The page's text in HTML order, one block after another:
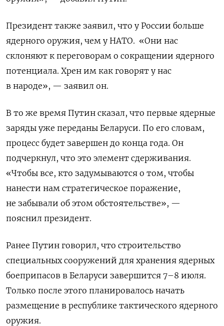
Президент также заявил, что у России больше
ядерного оружия, чем у НАТО. «Они нас
склоняют к переговорам о сокращении ядерного
потенциала. Хрен им как говорят у нас
в народе», — заявил он.
В то же время Путин сказал, что первые ядерные
заряды уже переданы Беларуси. По его словам,
процесс будет завершен до конца года. Он
подчеркнул, что это элемент сдерживания.
«Чтобы все, кто задумываются о том, чтобы
нанести нам стратегическое поражение,
не забывали об этом обстоятельстве», —
пояснил президент.
Ранее Путин говорил, что строительство
специальных сооружений для хранения ядерных
боеприпасов в Беларуси завершится 7–8 июля.
Только после этого планировалось начать
размещение в республике тактического ядерного
оружия.